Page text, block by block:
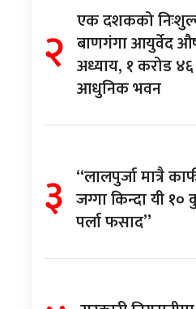
२ एक दशकको
बाणगंगा आयुर्वेद
अध्याय, १ करोड
आधुनिक भवन
३ “लालपुर्जा मात्रै
जग्गा किन्दा यी १०
पर्ला फसाद”